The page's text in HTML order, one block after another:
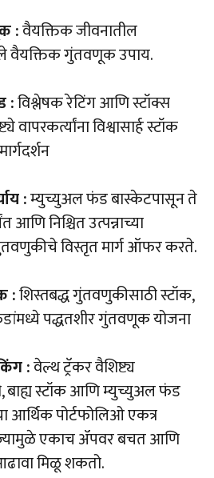
:वैयक्तिक जीवनातील
वैयक्तिक गुंतवणूक उपाय.
:विश्लेषक रेटिंग आणि स्टॉक्स
वापरकर्त्यांना विश्वासार्ह स्टॉक
:म्युच्युअल फंड बास्केटपासून ते
निश्चित उत्पन्नाच्या
विस्तृत मार्ग ऑफर करते.
:शिस्तबद्ध गुंतवणुकीसाठी स्टॉक,
पद्धतशीर गुंतवणूक योजना
:वेल्थ ट्रॅकर वैशिष्ट्य
बाह्य स्टॉक आणि म्युच्युअल फंड
आर्थिक पोर्टफोलिओ एकत्र
एकाच ॲपवर बचत आणि
मिळू शकतो.